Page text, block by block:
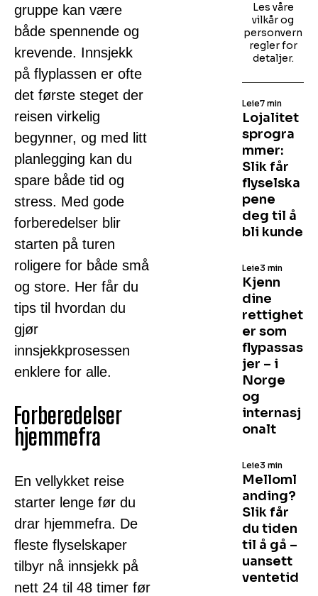
gruppe kan være
både spennende og
krevende. Innsjekk
på flyplassen er ofte
det første steget der
reisen virkelig
begynner, og med litt
planlegging kan du
spare både tid og
stress. Med gode
forberedelser blir
starten på turen
roligere for både små
og store. Her får du
tips til hvordan du
gjør
innsjekkprosessen
enklere for alle.
Forberedelser
hjemmefra
En vellykket reise
starter lenge før du
drar hjemmefra. De
fleste flyselskaper
tilbyr nå innsjekk på
nett 24 til 48 timer før
Les våre
vilkår og
personvern
regler for
detaljer.
Lojalitet
sprogra
mmer:
Slik får
flyselska
pene
deg til å
bli kunde
Leie7 min
Kjenn
dine
rettighet
er som
flypassas
jer – i
Norge
og
internasj
onalt
Leie3 min
Melloml
anding?
Slik får
du tiden
til å gå –
uansett
ventetid
Leie3 min